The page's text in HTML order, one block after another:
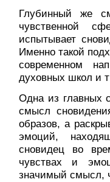
Глубинный же
чувственной
испытывает
Именно такой
современном
духовных школ и
Одна из главных
смысл
образов, а
эмоций,
сновидец во
чувствах и
значимый смысл,